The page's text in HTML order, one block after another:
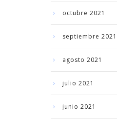
octubre 2021
septiembre 2021
agosto 2021
julio 2021
junio 2021